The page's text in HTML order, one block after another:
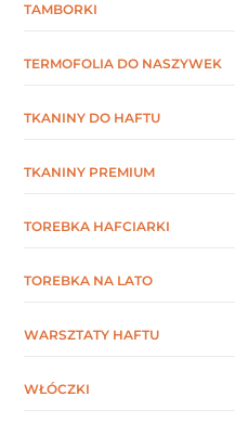
TAMBORKI
TERMOFOLIA DO NASZYWEK
TKANINY DO HAFTU
TKANINY PREMIUM
TOREBKA HAFCIARKI
TOREBKA NA LATO
WARSZTATY HAFTU
WŁÓCZKI